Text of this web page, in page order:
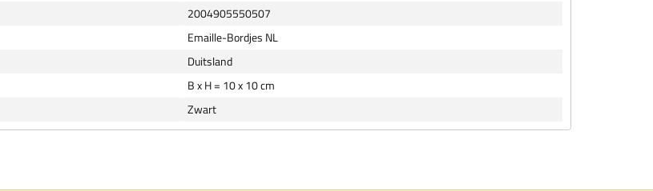
2004905550507
Emaille-Bordjes NL
Duitsland
B x H = 10 x 10 cm
Zwart